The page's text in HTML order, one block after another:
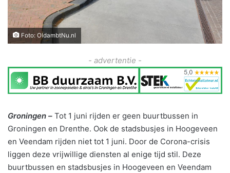
Foto: OldambtNu.nl
- advertentie -
Groningen – Tot 1 juni rijden er geen buurtbussen in
Groningen en Drenthe. Ook de stadsbusjes in Hoogeveen
en Veendam rijden niet tot 1 juni. Door de Corona-crisis
liggen deze vrijwillige diensten al enige tijd stil. Deze
buurtbussen en stadsbusjes in Hoogeveen en Veendam